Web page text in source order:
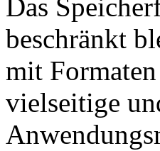
Das
beschränkt
mit
vielseitige